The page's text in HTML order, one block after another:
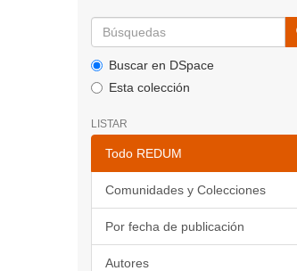
Buscar en DSpace
Esta colección
LISTAR
Todo REDUM
Comunidades y Colecciones
Por fecha de publicación
Autores